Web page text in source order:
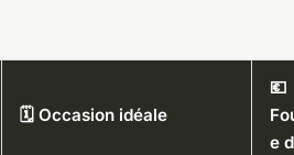
🗓️ Occasion idéale
💶
e